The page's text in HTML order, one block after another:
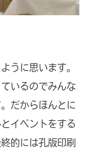
うに思います。
いるのでみんな
だからほんとに
イベントをする
的には孔版印刷